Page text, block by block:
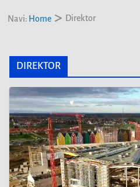
Navi: Home Direktor
DIREKTOR